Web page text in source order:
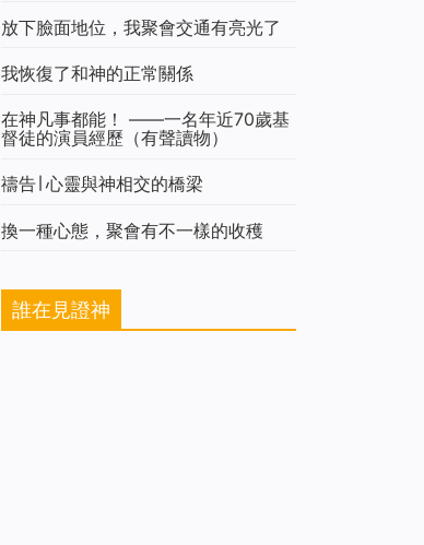
放下臉面地位，我聚會交通有亮光了
我恢復了和神的正常關係
在神凡事都能！ ——一名年近70歲基
督徒的演員經歷（有聲讀物）
禱告∣ 心靈與神相交的橋梁
換一種心態，聚會有不一樣的收穫
誰在見證神